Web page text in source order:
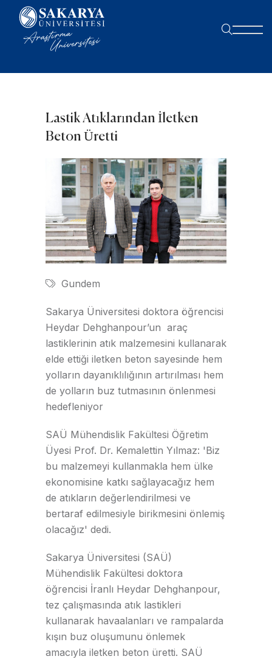
Lastik Atıklarından İletken
Beton Üretti
Gundem
Sakarya Üniversitesi doktora öğrencisi
Heydar Dehghanpour’un araç
lastiklerinin atık malzemesini kullanarak
elde ettiği iletken beton sayesinde hem
yolların dayanıklılığının artırılması hem
de yolların buz tutmasının önlenmesi
hedefleniyor
SAÜ Mühendislik Fakültesi Öğretim
Üyesi Prof. Dr. Kemalettin Yılmaz: 'Biz
bu malzemeyi kullanmakla hem ülke
ekonomisine katkı sağlayacağız hem
de atıkların değerlendirilmesi ve
bertaraf edilmesiyle birikmesini önlemiş
olacağız' dedi.
Sakarya Üniversitesi (SAÜ)
Mühendislik Fakültesi doktora
öğrencisi İranlı Heydar Dehghanpour,
tez çalışmasında atık lastikleri
kullanarak havaalanları ve rampalarda
kışın buz oluşumunu önlemek
amacıyla iletken beton üretti. SAÜ